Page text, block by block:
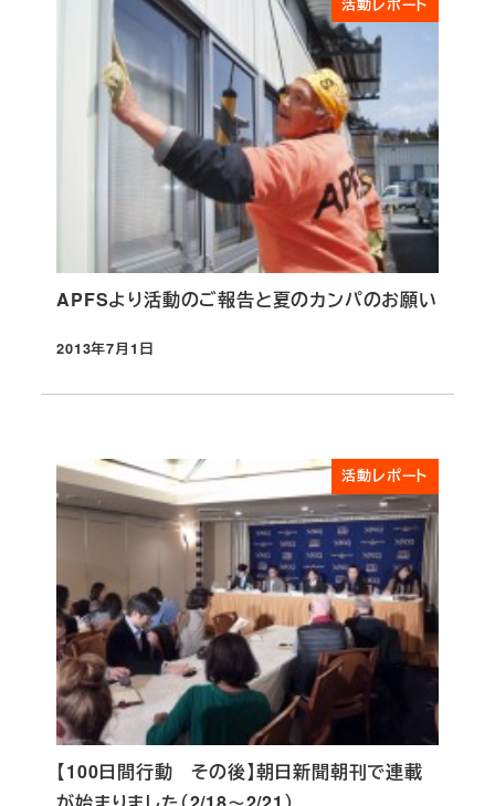
APFSより活動のご報告と夏のカンパのお願い
投稿日
2013年7月1日
活動レポート
【100日間行動 その後】朝日新聞朝刊で連載